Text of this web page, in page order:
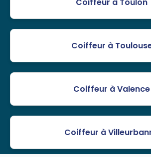
Coiffeur à
Coiffeur à Valence
Coiffeur à